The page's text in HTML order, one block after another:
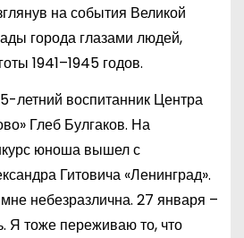
на события Великой
города глазами людей,
1941–1945 годов.
летний воспитанник Центра
Глеб Булгаков. На
юноша вышел с
Гитовича «Ленинград».
небезразлична. 27 января –
Я тоже переживаю то, что